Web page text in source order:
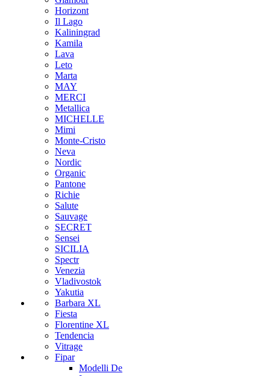
Horizont
Il Lago
Kaliningrad
Kamila
Lava
Leto
Marta
MAY
MERCI
Metallica
MICHELLE
Mimi
Monte-Cristo
Neva
Nordic
Organic
Pantone
Richie
Salute
Sauvage
SECRET
Sensei
SICILIA
Spectr
Venezia
Vladivostok
Yakutia
Barbara XL
Fiesta
Florentine XL
Tendencia
Vitrage
Fipar
Modelli De